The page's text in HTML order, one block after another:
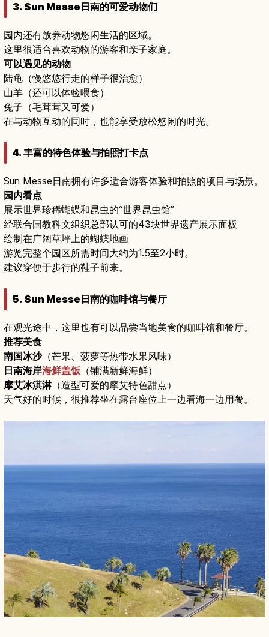
3. Sun Messe日南的可爱动物们
园内还有放养动物悠闲生活的区域。
这里很适合喜欢动物的游客和亲子家庭。
可以遇见的动物
陆龟（慢悠悠行走的样子很治愈）
山羊（还可以体验喂食）
兔子（毛茸茸又可爱）
在与动物互动的同时，也能享受放松悠闲的时光。
4. 丰富的特色体验与拍照打卡点
Sun Messe日南拥有许多适合游客体验和拍照的项目与场景。
园内看点
展示世界珍稀蝴蝶和昆虫的“世界昆虫馆”
经联合国教科文组织总部认可的43块世界遗产展示面板
绘制在广阔草坪上的蝴蝶地画
游览完整个园区所需时间大约为1.5至2小时。
建议穿便于步行的鞋子前来。
5. Sun Messe日南的咖啡馆与餐厅
在观光途中，这里也有可以品尝当地美食的咖啡馆和餐厅。
推荐美食
南国冰沙（芒果、菠萝等热带水果风味）
日南海岸海鲜盖饭 （铺满新鲜海鲜）
摩艾冰淇淋（造型可爱的摩艾特色甜点）
天气好的时候，很推荐坐在露台座位上一边看海一边用餐。